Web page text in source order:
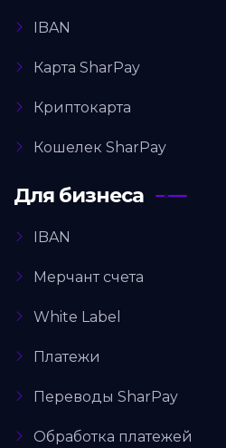
IBAN
Карта SharPay
Криптокарта
Кошелек SharPay
Для бизнеса
IBAN
Мерчант счета
White Label
Платежи
Переводы SharPay
Обработка платежей